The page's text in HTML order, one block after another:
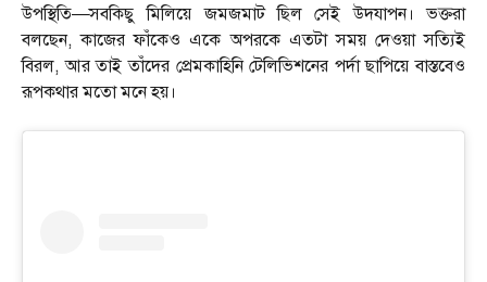
উপস্থিতি—সবকিছু মিলিয়ে জমজমাট ছিল সেই উদযাপন। ভক্তরা
বলছেন, কাজের ফাঁকেও একে অপরকে এতটা সময় দেওয়া সত্যিই
বিরল, আর তাই তাঁদের প্রেমকাহিনি টেলিভিশনের পর্দা ছাপিয়ে বাস্তবেও
রূপকথার মতো মনে হয়।